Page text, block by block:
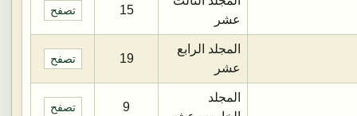
عشر
15 تصفح
المجلد الرابع
عشر
19 تصفح
المجلد
9 تصفح